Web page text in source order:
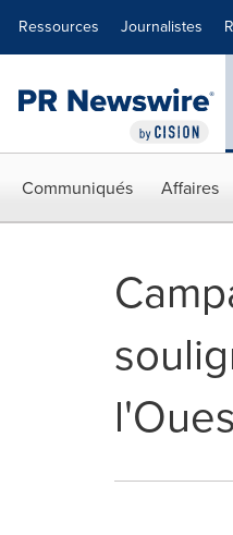
Ressources Journalistes
Communiqués Affaires